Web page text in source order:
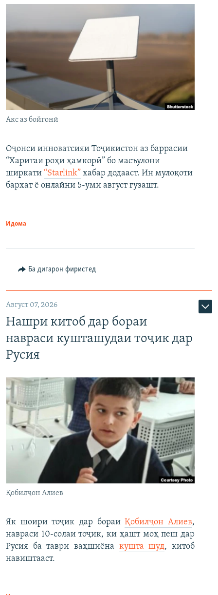
Акс аз бойгонӣ
Оҷонси инноватсияи Тоҷикистон аз баррасии
“Харитаи роҳи ҳамкорӣ” бо масъулони
ширкати “Starlink” хабар додааст. Ин мулоқоти
бархат ё онлайнӣ 5-уми август гузашт.
Идома
Ба дигарон фиристед
Август 07, 2026
Нашри китоб дар бораи
навраси кушташудаи тоҷик дар
Русия
Қобилҷон Алиев
Як шоири тоҷик дар бораиҚобилҷон Алиев,
навраси 10-солаи тоҷик, ки ҳашт моҳ пеш дар
Русия ба таври ваҳшиёна кушта шуд, китоб
навиштааст.